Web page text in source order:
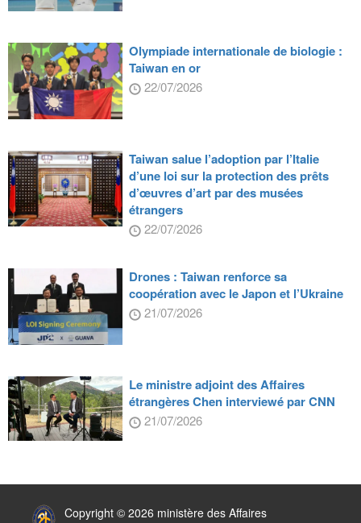
Olympiade internationale de biologie :
Taiwan en or
22/07/2026
Taiwan salue l’adoption par l’Italie
d’une loi sur la protection des prêts
d’œuvres d’art par des musées
étrangers
22/07/2026
Drones : Taiwan renforce sa
coopération avec le Japon et l’Ukraine
21/07/2026
Le ministre adjoint des Affaires
étrangères Chen interviewé par CNN
21/07/2026
Copyright © 2026 ministère des Affaires